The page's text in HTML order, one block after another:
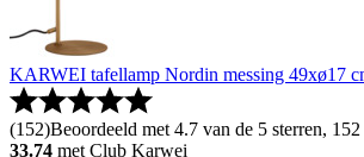
KARWEI tafellamp Nordin messing 49xø17
(152)Beoordeeld met 4.7 van de 5 sterren,
33.74 met Club Karwei